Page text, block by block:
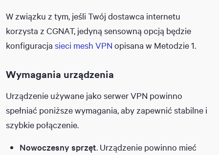
W związku z tym, jeśli Twój dostawca internetu
korzysta z CGNAT, jedyną sensowną opcją będzie
konfiguracja sieci mesh VPN opisana w Metodzie 1.
Wymagania urządzenia
Urządzenie używane jako serwer VPN powinno
spełniać poniższe wymagania, aby zapewnić stabilne i
szybkie połączenie.
Nowoczesny sprzęt. Urządzenie powinno mieć